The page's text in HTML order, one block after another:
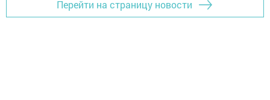
Перейти на страницу новости